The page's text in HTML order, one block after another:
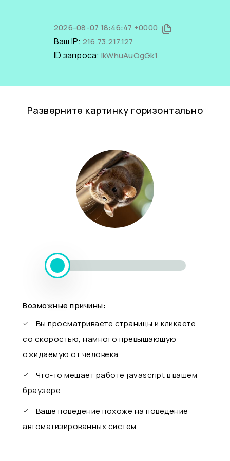
2026-08-07 18:46:47 +0000
Ваш IP: 216.73.217.127
ID запроса: lkWhuAuOgGk1
Разверните картинку горизонтально
Возможные причины:
Вы просматриваете страницы и кликаете
со скоростью, намного превышающую
ожидаемую от человека
Что-то мешает работе javascript в вашем
браузере
Ваше поведение похоже на поведение
автоматизированных систем